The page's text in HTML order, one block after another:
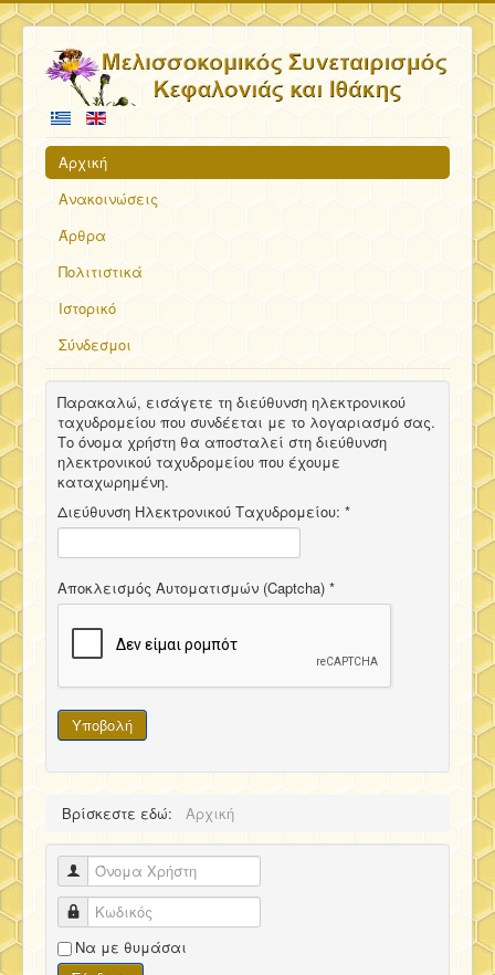
Αρχική
Ανακοινώσεις
Άρθρα
Πολιτιστικά
Ιστορικό
Σύνδεσμοι
Παρακαλώ, εισάγετε τη διεύθυνση ηλεκτρονικού
ταχυδρομείου που συνδέεται με το λογαριασμό σας.
Το όνομα χρήστη θα αποσταλεί στη διεύθυνση
ηλεκτρονικού ταχυδρομείου που έχουμε
καταχωρημένη.
Διεύθυνση Ηλεκτρονικού Ταχυδρομείου: *
Αποκλεισμός Αυτοματισμών (Captcha) *
Υποβολή
Βρίσκεστε εδώ: Αρχική
Όνομα Χρήστη
Κωδικός
Να με θυμάσαι